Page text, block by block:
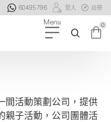
60495796 登入 註冊
0
間活動策劃公司，提供
親子活動，公司團體活